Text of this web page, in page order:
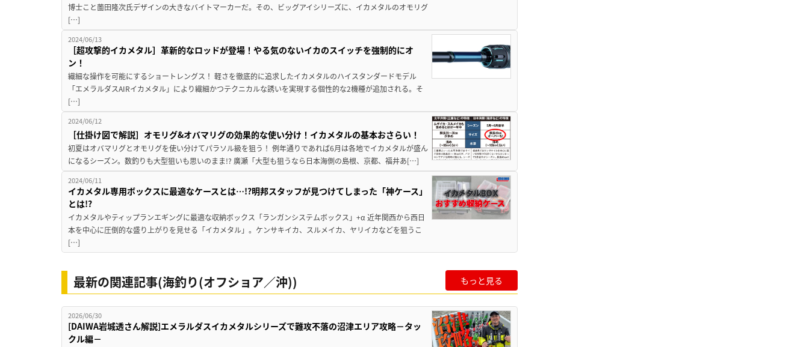
博士こと薗田隆次氏デザインの大きなバイトマーカーだ。その、ビッグアイシリーズに、イカメタルのオモリグ
[…]
2024/06/13
［超攻撃的イカメタル］革新的なロッドが登場！やる気のないイカのスイッチを強制的にオ
ン！
繊細な操作を可能にするショートレングス！ 軽さを徹底的に追求したイカメタルのハイスタンダードモデル
「エメラルダスAIRイカメタル」により繊細かつテクニカルな誘いを実現する個性的な2機種が追加される。そ
[…]
2024/06/12
［仕掛け図で解説］オモリグ&オバマリグの効果的な使い分け！イカメタルの基本おさらい！
初夏はオバマリグとオモリグを使い分けてパラソル級を狙う！ 例年通りであれば6月は各地でイカメタルが盛ん
になるシーズン。数釣りも大型狙いも思いのまま!? 廣瀬「大型も狙うなら日本海側の島根、京都、福井あ[…]
2024/06/11
イカメタル専用ボックスに最適なケースとは…!?明邦スタッフが見つけてしまった「神ケース」
とは!?
イカメタルやティップランエギングに最適な収納ボックス「ランガンシステムボックス」+α 近年関西から西日
本を中心に圧倒的な盛り上がりを見せる「イカメタル」。ケンサキイカ、スルメイカ、ヤリイカなどを狙うこ
[…]
最新の関連記事(海釣り(オフショア／沖)) もっと見る
2026/06/30
[DAIWA岩城透さん解説]エメラルダスイカメタルシリーズで難攻不落の沼津エリア攻略－タッ
クル編－